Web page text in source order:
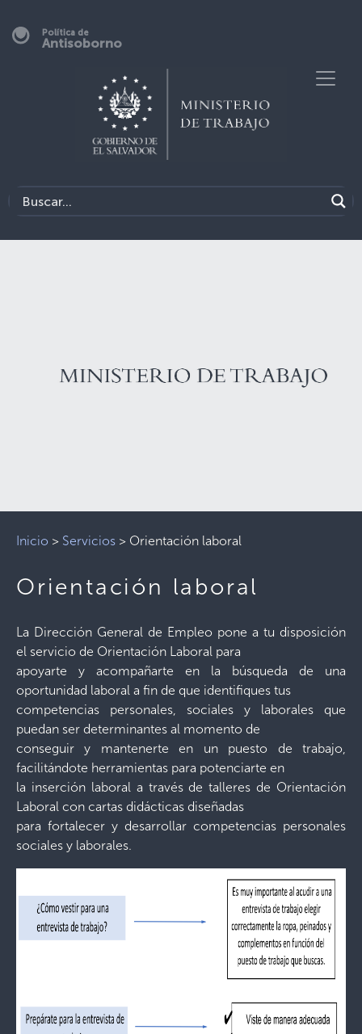
Política de
Antisoborno
Inicio > Servicios > Orientación laboral
Orientación laboral
La Dirección General de Empleo pone a tu disposición
el servicio de Orientación Laboral para
apoyarte y acompañarte en la búsqueda de una
oportunidad laboral a fin de que identifiques tus
competencias personales, sociales y laborales que
puedan ser determinantes al momento de
conseguir y mantenerte en un puesto de trabajo,
facilitándote herramientas para potenciarte en
la inserción laboral a través de talleres de Orientación
Laboral con cartas didácticas diseñadas
para fortalecer y desarrollar competencias personales
sociales y laborales.